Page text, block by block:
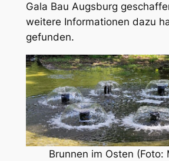
Gala Bau Augsburg
weitere Informationen dazu
gefunden.
Brunnen im Osten (Foto: